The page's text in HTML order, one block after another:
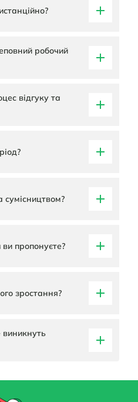
робочий
відгуку та
пропонуєте?
зростання?